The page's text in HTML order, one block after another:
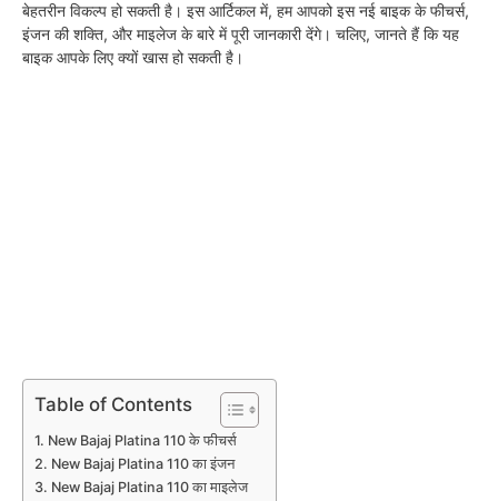
बेहतरीन विकल्प हो सकती है। इस आर्टिकल में, हम आपको इस नई बाइक के फीचर्स,
इंजन की शक्ति, और माइलेज के बारे में पूरी जानकारी देंगे। चलिए, जानते हैं कि यह
बाइक आपके लिए क्यों खास हो सकती है।
Table of Contents
New Bajaj Platina 110 के फीचर्स
New Bajaj Platina 110 का इंजन
New Bajaj Platina 110 का माइलेज